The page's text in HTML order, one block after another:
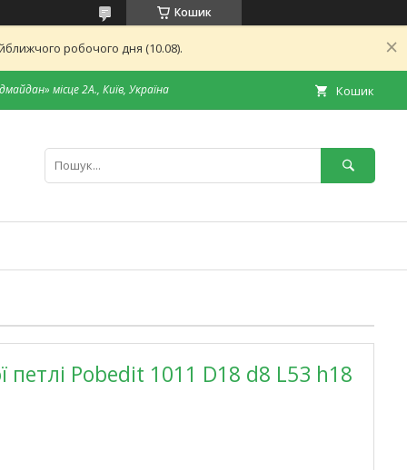
Кошик
робочого дня (10.08).
місце 2А., Київ, Україна Кошик
Pobedit 1011 D18 d8 L53 h18